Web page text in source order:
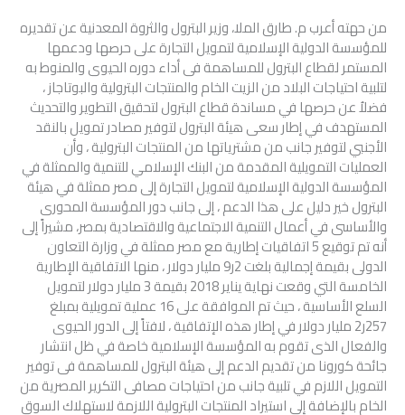
من حهته أعرب م. طارق الملا، وزير البترول والثروة المعدنية عن تقديره
للمؤسسة الدولية الإسلامية لتمويل التجارة على حرصها ودعمها
المستمر لقطاع البترول للمساهمة فى أداء دوره الحيوى والمنوط به
لتلبية احتياجات البلاد من الزيت الخام والمنتجات البترولية والبوتاجاز ،
فضلاُ عن حرصها في مساندة قطاع البترول لتحقيق التطوير والتحديث
المستهدف في إطار سعى هيئة البترول لتوفير مصادر تمويل بالنقد
الأجنبي لتوفير جانب من مشترياتها من المنتجات البترولية ، وأن
العمليات التمويلية المقدمة من البنك الإسلامي للتنمية والممثلة في
المؤسسة الدولية الإسلامية لتمويل التجارة إلى مصر ممثلة في هيئة
البترول خير دليل على هذا الدعم ، إلى جانب دور المؤسسة المحورى
والأساسى في أعمال التنمية الاجتماعية والاقتصادية بمصر، مشيراً إلى
أنه تم توقيع 5 اتفاقيات إطارية مع مصر ممثلة في وزارة التعاون
الدولى بقيمة إجمالية بلغت 2ر9 مليار دولار ، منها الاتفاقية الإطارية
الخامسة التي وقعت نهاية يناير 2018 بقيمة 3 مليار دولار لتمويل
السلع الأساسية ، حيث تم الموافقة على 16 عملية تمويلية بمبلغ
257ر2 مليار دولار في إطار هذه الإتفاقية ، لافتاً إلى الدور الحيوى
والفعال الذى تقوم به المؤسسة الإسلامية خاصة في ظل انتشار
جائحة كورونا من تقديم الدعم إلى هيئة البترول للمساهمة فى توفير
التمويل اللازم في تلبية جانب من احتياجات مصافى التكرير المصرية من
الخام بالإضافة إلى استيراد المنتجات البترولية اللازمة لاستهلاك السوق